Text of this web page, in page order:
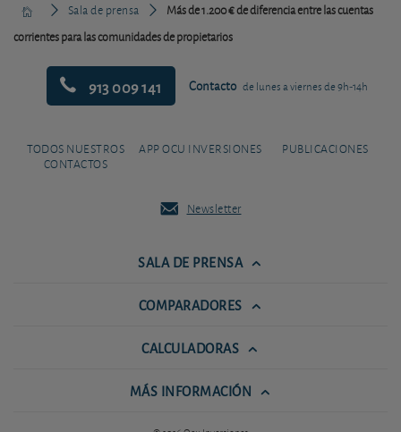
Sala de prensa
Más de 1.200 € de diferencia entre las cuentas
corrientes para las comunidades de propietarios
913 009 141 Contacto de lunes a viernes de 9h-14h
TODOS NUESTROS
CONTACTOS
APP OCU INVERSIONES PUBLICACIONES
Newsletter
SALA DE PRENSA
COMPARADORES
CALCULADORAS
MÁS INFORMACIÓN